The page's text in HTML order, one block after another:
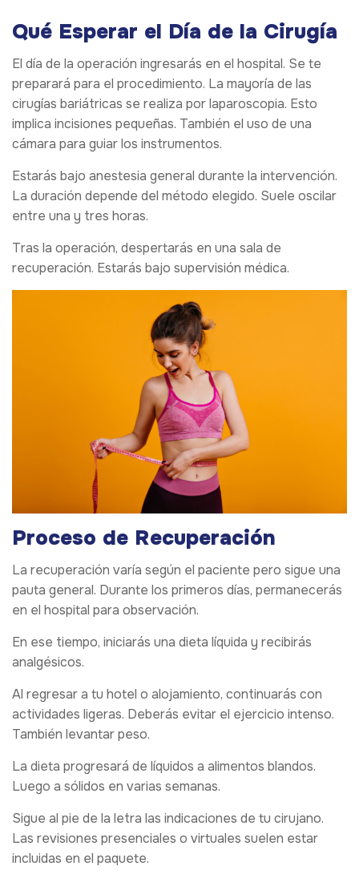
Qué Esperar el Día de la Cirugía
El día de la operación ingresarás en el hospital. Se te
preparará para el procedimiento. La mayoría de las
cirugías bariátricas se realiza por laparoscopia. Esto
implica incisiones pequeñas. También el uso de una
cámara para guiar los instrumentos.
Estarás bajo anestesia general durante la intervención.
La duración depende del método elegido. Suele oscilar
entre una y tres horas.
Tras la operación, despertarás en una sala de
recuperación. Estarás bajo supervisión médica.
Proceso de Recuperación
La recuperación varía según el paciente pero sigue una
pauta general. Durante los primeros días, permanecerás
en el hospital para observación.
En ese tiempo, iniciarás una dieta líquida y recibirás
analgésicos.
Al regresar a tu hotel o alojamiento, continuarás con
actividades ligeras. Deberás evitar el ejercicio intenso.
También levantar peso.
La dieta progresará de líquidos a alimentos blandos.
Luego a sólidos en varias semanas.
Sigue al pie de la letra las indicaciones de tu cirujano.
Las revisiones presenciales o virtuales suelen estar
incluidas en el paquete.